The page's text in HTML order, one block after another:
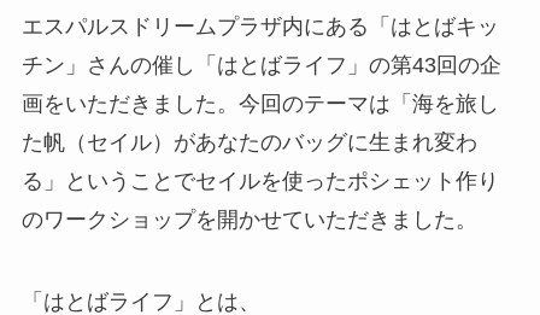
エスパルスドリームプラザ内にある「はとばキッ
チン」さんの催し「はとばライフ」の第43回の企
画をいただきました。今回のテーマは「海を旅し
た帆（セイル）があなたのバッグに生まれ変わ
る」ということでセイルを使ったポシェット作り
のワークショップを開かせていただきました。
「はとばライフ」とは、